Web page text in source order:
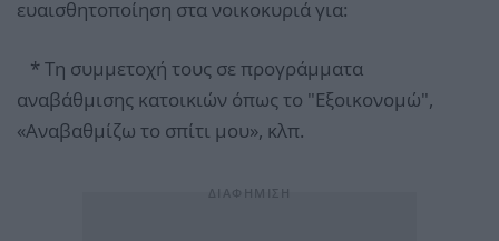
ευαισθητοποίηση στα νοικοκυριά για:
* Τη συμμετοχή τους σε προγράμματα
αναβάθμισης κατοικιών όπως το "Εξοικονομώ",
«Αναβαθμίζω το σπίτι μου», κλπ.